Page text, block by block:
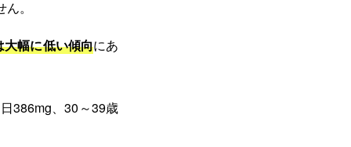
。
幅に低い傾向にあ
386mg、30～39歳